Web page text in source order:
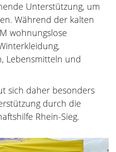
Unterstützung, um
Während der kalten
wohnungslose
Lebens­mitteln und
sich daher besonders
durch die
Rhein-Sieg.